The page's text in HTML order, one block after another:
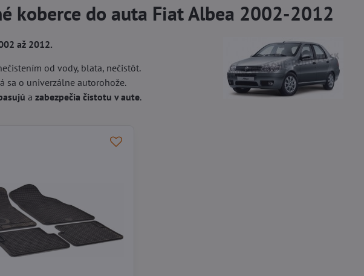
koberce do auta Fiat Albea 2002-2012
až 2012.
od vody, blata, nečistôt.
sa o univerzálne autorohože.
azabezpečia čistotu v aute.